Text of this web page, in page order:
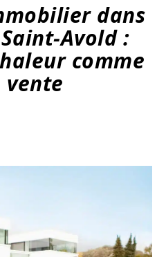
dans
Avold :
comme